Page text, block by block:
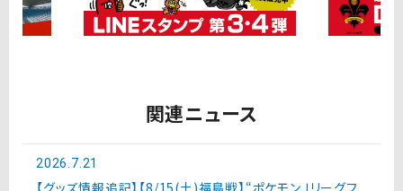
関連ニュース
2026.7.21
【グッズ情報追記】【8/15(土)福島戦】“ポケモンＪリーグフ